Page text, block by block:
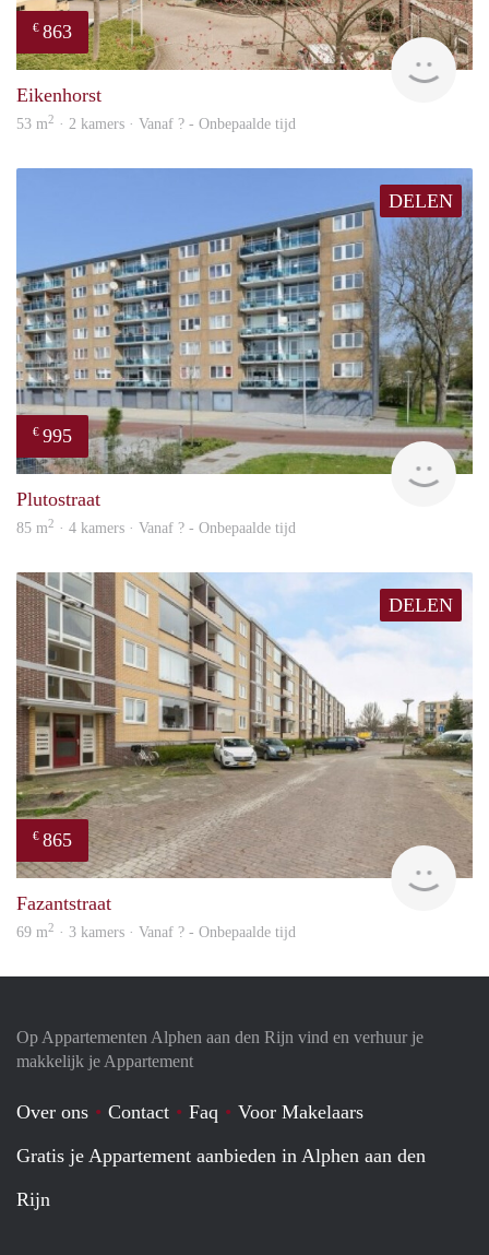
€ 863
Eikenhorst
53 m2 · 2 kamers · Vanaf ? - Onbepaalde tijd
DELEN
€ 995
Plutostraat
85 m2 · 4 kamers · Vanaf ? - Onbepaalde tijd
DELEN
€ 865
Fazantstraat
69 m2 · 3 kamers · Vanaf ? - Onbepaalde tijd
Op Appartementen Alphen aan den Rijn vind en verhuur je
makkelijk je Appartement
Over ons Contact Faq
Voor Makelaars
Gratis je Appartement aanbieden in Alphen aan den
Rijn